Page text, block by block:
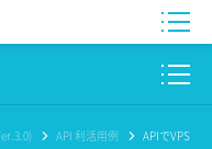
API 利活用例
APIでVPS